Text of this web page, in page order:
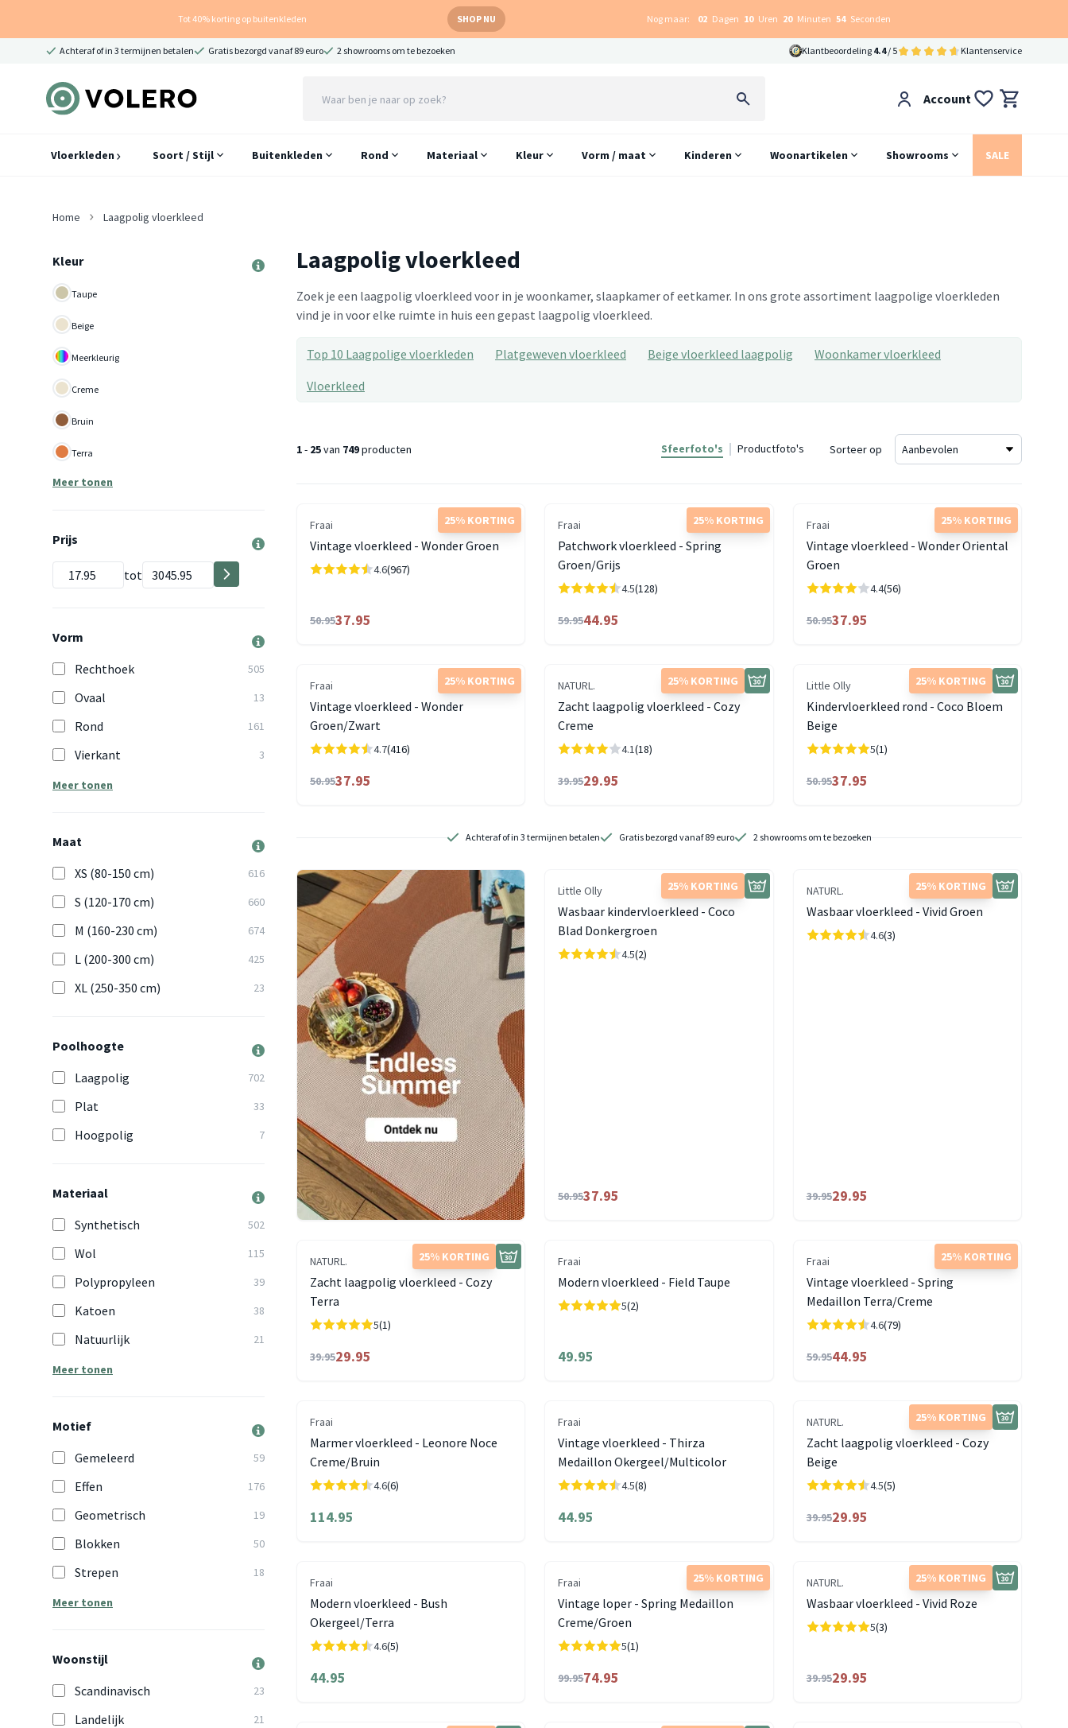
Tot 40% korting op buitenkleden SHOP NU Nog maar: 02 Dagen 10 Uren 20 Minuten 53 Seconden
Achteraf of in 3 termijnen betalen Gratis bezorgd vanaf 89 euro 2 showrooms om te bezoeken Klantbeoordeling 4.4/ 5 Klantenservice
Account
Vloerkleden Soort / Stijl Buitenkleden Rond Materiaal Kleur Vorm / maat Kinderen Woonartikelen Showrooms SALE
Home Laagpolig vloerkleed
Kleur
Taupe
Beige
Meerkleurig
Creme
Bruin
Terra
Meer tonen
Prijs
tot
Vorm
Rechthoek
505
Ovaal 13
Rond 161
Vierkant 3
Meer tonen
Maat
XS (80-150 cm)
616
S (120-170 cm) 660
M (160-230 cm) 674
L (200-300 cm) 425
XL (250-350 cm) 23
Poolhoogte
Laagpolig
702
Plat 33
Hoogpolig 7
Materiaal
Synthetisch
502
Wol 115
Polypropyleen 39
Katoen 38
Natuurlijk 21
Meer tonen
Motief
Gemeleerd
59
Effen 176
Geometrisch 19
Blokken 50
Strepen 18
Meer tonen
Woonstijl
Scandinavisch
23
Landelijk 21
Laagpolig vloerkleed
Zoek je een laagpolig vloerkleed voor in je woonkamer, slaapkamer of eetkamer. In ons grote assortiment laagpolige vloerkleden
vind je in voor elke ruimte in huis een gepast laagpolig vloerkleed.
Top 10 Laagpolige vloerkleden Platgeweven vloerkleed Beige vloerkleed laagpolig
Woonkamer vloerkleed
Vloerkleed
1- 25van 749producten Sfeerfoto's Productfoto's Sorteer op
25% KORTING
Fraai
Vintage vloerkleed - Wonder Groen
4.6(967)
50.9537.95
25% KORTING
Fraai
Patchwork vloerkleed - Spring
Groen/Grijs
4.5(128)
59.9544.95
25% KORTING
Fraai
Vintage vloerkleed - Wonder Oriental
Groen
4.4(56)
50.9537.95
25% KORTING
Fraai
Vintage vloerkleed - Wonder
Groen/Zwart
4.7(416)
50.9537.95
25% KORTING
NATURL.
Zacht laagpolig vloerkleed - Cozy
Creme
4.1(18)
39.9529.95
25% KORTING
Little Olly
Kindervloerkleed rond - Coco Bloem
Beige
5(1)
50.9537.95
Achteraf of in 3 termijnen betalen Gratis bezorgd vanaf 89 euro 2 showrooms om te bezoeken
25% KORTING
Little Olly
Wasbaar kindervloerkleed - Coco
Blad Donkergroen
4.5(2)
50.9537.95
25% KORTING
NATURL.
Wasbaar vloerkleed - Vivid Groen
4.6(3)
39.9529.95
25% KORTING
NATURL.
Zacht laagpolig vloerkleed - Cozy
Terra
5(1)
39.9529.95
Fraai
Modern vloerkleed - Field Taupe
5(2)
49.95
25% KORTING
Fraai
Vintage vloerkleed - Spring
Medaillon Terra/Creme
4.6(79)
59.9544.95
Fraai
Marmer vloerkleed - Leonore Noce
Creme/Bruin
4.6(6)
114.95
Fraai
Vintage vloerkleed - Thirza
Medaillon Okergeel/Multicolor
4.5(8)
44.95
25% KORTING
NATURL.
Zacht laagpolig vloerkleed - Cozy
Beige
4.5(5)
39.9529.95
Fraai
Modern vloerkleed - Bush
Okergeel/Terra
4.6(5)
44.95
25% KORTING
Fraai
Vintage loper - Spring Medaillon
Creme/Groen
5(1)
99.9574.95
25% KORTING
NATURL.
Wasbaar vloerkleed - Vivid Roze
5(3)
39.9529.95